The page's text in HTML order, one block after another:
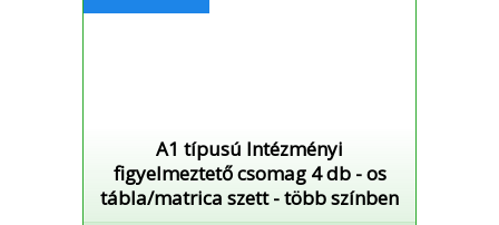
A1 típusú Intézményi
figyelmeztető csomag 4 db - os
tábla/matrica szett - több színben